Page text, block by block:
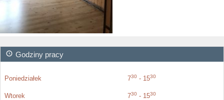
Godziny pracy
Poniedziałek 730 - 1530
Wtorek 730 - 1530